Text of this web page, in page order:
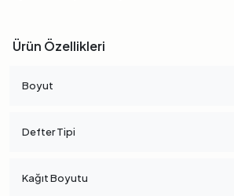
Ürün Özellikleri
Boyut
Defter Tipi
Kağıt Boyutu